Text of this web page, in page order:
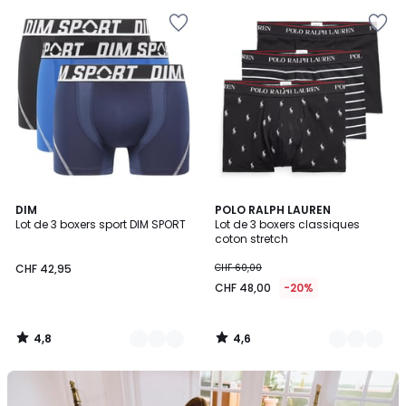
DIM
Lot de 3 boxers sport DIM SPORT
CHF 42,95
4,8
/ 5
2
Couleurs
4,8
/
Notre
POLO RALPH LAUREN
Lot de 3 boxers classiques
coton stretch
CHF 60,00
CHF 48,00 -20%
4,6
/ 5
16
Couleurs
4,6
/